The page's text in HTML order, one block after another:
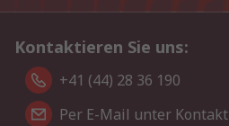
Kontaktieren Sie uns:
+41 (44) 28 36 190
Per E-Mail unter Kontakt